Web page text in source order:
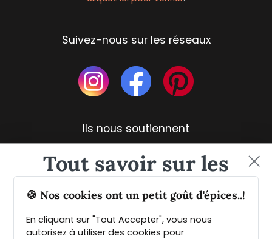
Suivez-nous sur les réseaux
Ils nous soutiennent
🍪 Nos cookies ont un petit goût d'épices..!
En cliquant sur "Tout Accepter", vous nous
autorisez à utiliser des cookies pour
Tout savoir sur les
épices et leurs usages
Guide PDF offert !